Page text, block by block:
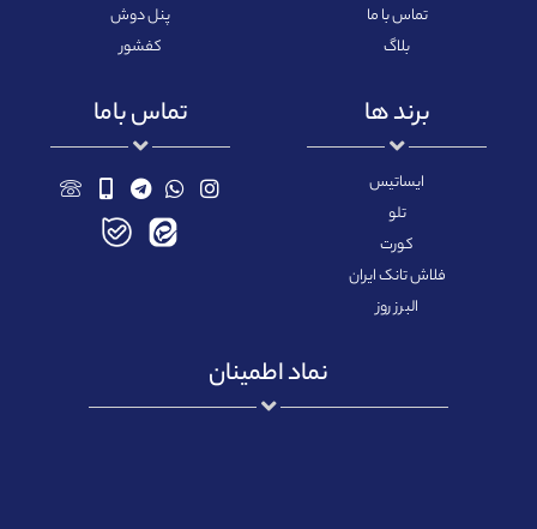
تماس با ما
بلاگ
پنل دوش
کفشور
برند ها
ایساتیس
تلو
کورت
فلاش تانک ایران
البرز روز
تماس باما
نماد اطمینان